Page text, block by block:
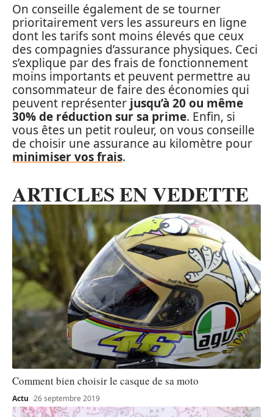
On conseille également de se tourner
prioritairement vers les assureurs en ligne
dont les tarifs sont moins élevés que ceux
des compagnies d’assurance physiques. Ceci
s’explique par des frais de fonctionnement
moins importants et peuvent permettre au
consommateur de faire des économies qui
peuvent représenter jusqu’à 20 ou même
30% de réduction sur sa prime. Enfin, si
vous êtes un petit rouleur, on vous conseille
de choisir une assurance au kilomètre pour
minimiser vos frais.
ARTICLES EN VEDETTE
Comment bien choisir le casque de sa moto
Actu 26 septembre 2019